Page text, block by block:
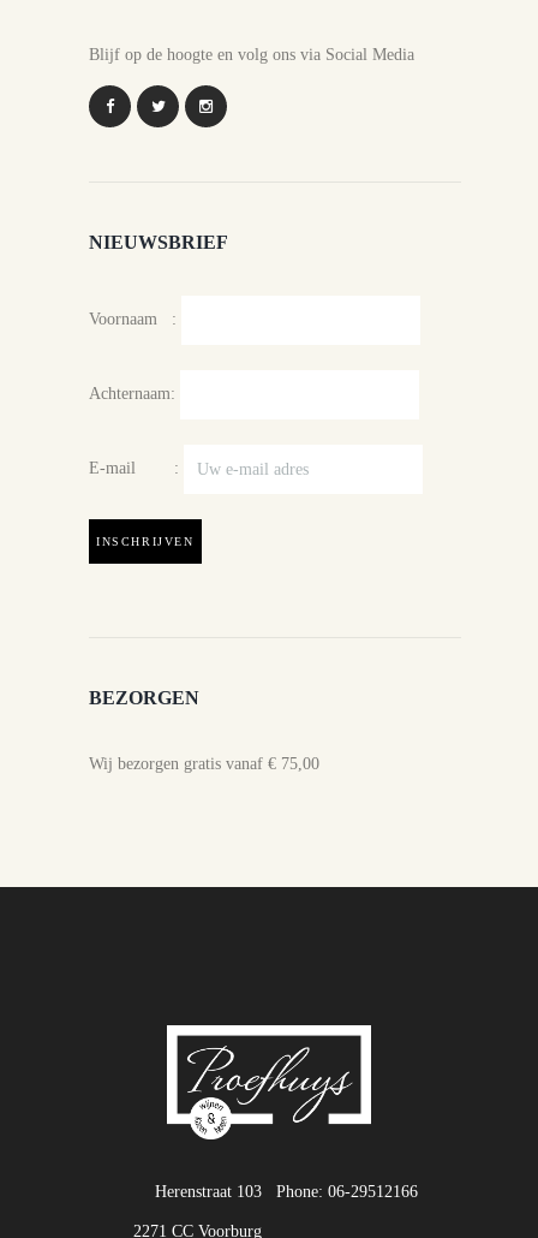
Blijf op de hoogte en volg ons via Social Media
NIEUWSBRIEF
Voornaam :
Achternaam:
E-mail :
BEZORGEN
Wij bezorgen gratis vanaf € 75,00
Phone: 06-29512166
Herenstraat 103
2271 CC Voorburg